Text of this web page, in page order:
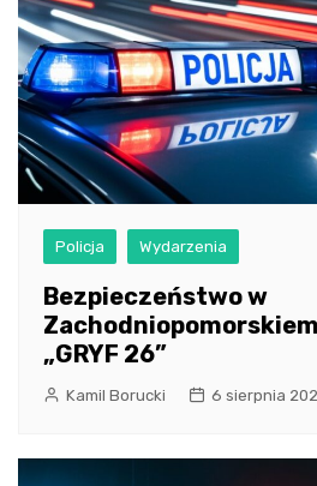
Policja Wydarzenia
Bezpieczeństwo w
„GRYF 26”
Kamil Borucki 6 sierpnia